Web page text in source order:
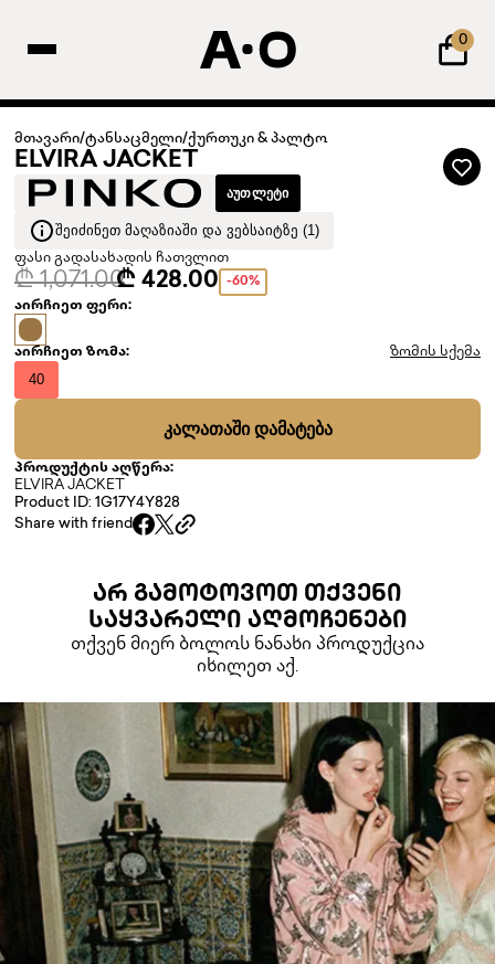
0
მთავარი/ტანსაცმელი/ქურთუკი & პალტო
ELVIRA JACKET
ᲐᲣᲗᲚᲔᲢᲘ
ᲨᲔᲘᲫᲘᲜᲔᲗ ᲛᲐᲦᲐᲖᲘᲐᲨᲘ ᲓᲐ ᲕᲔᲑᲡᲐᲘᲢᲖᲔ (1)
ფასი გადასახადის ჩათვლით
₾ 1,071.00₾ 428.00 -60%
აირჩიეთ ფერი:
აირჩიეთ ზომა: ზომის სქემა
40
ᲙᲐᲚᲐᲗᲐᲨᲘ ᲓᲐᲛᲐᲢᲔᲑᲐ
პროდუქტის აღწერა:
ELVIRA JACKET
Product ID: 1G17Y4Y828
Share with friend
ᲐᲠ ᲒᲐᲛᲝᲢᲝᲕᲝᲗ ᲗᲥᲕᲔᲜᲘ
ᲡᲐᲧᲕᲐᲠᲔᲚᲘ ᲐᲦᲛᲝᲩᲔᲜᲔᲑᲘ
თქვენ მიერ ბოლოს ნანახი პროდუქცია
იხილეთ აქ.